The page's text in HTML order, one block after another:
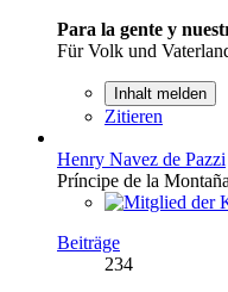
Para la gente y
Für Volk und
Inhalt melden
Zitieren
Henry Navez de Pazzi
Príncipe de la
Beiträge
234